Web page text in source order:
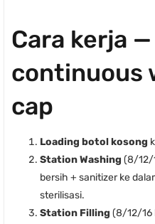
Cara kerja
continuous
cap
Loading botol kosong
Station Washing (8/12/
bersih + sanitizer ke
sterilisasi.
Station Filling (8/12/16